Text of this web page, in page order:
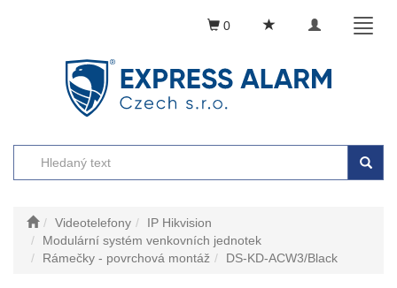
Toggle
0
Videotelefony
IP Hikvision
Modulární systém venkovních jednotek
Rámečky - povrchová montáž
DS-KD-ACW3/Black